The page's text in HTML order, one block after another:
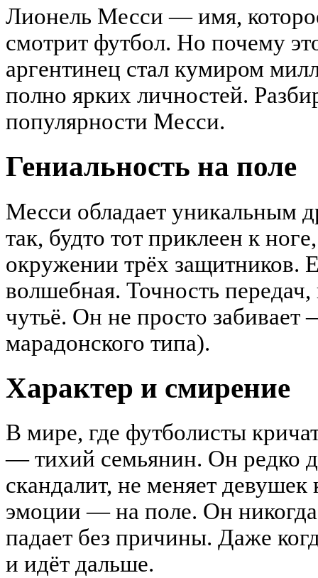
Лионель Месси — имя,
смотрит футбол. Но почему
аргентинец стал кумиром
полно ярких личностей.
популярности Месси.
Гениальность на поле
Месси обладает уникальным
так, будто тот приклеен к
окружении трёх защитников.
волшебная. Точность
чутьё. Он не просто
марадонского типа).
Характер и смирение
В мире, где футболисты
— тихий семьянин. Он редко
скандалит, не меняет девушек
эмоции — на поле. Он
падает без причины. Даже
и идёт дальше.